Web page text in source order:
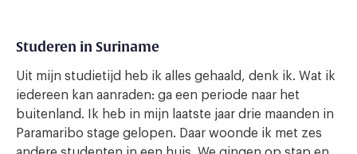
Studeren in Suriname
Uit mijn studietijd heb ik alles gehaald, denk ik. Wat ik
iedereen kan aanraden: ga een periode naar het
buitenland. Ik heb in mijn laatste jaar drie maanden in
Paramaribo stage gelopen. Daar woonde ik met zes